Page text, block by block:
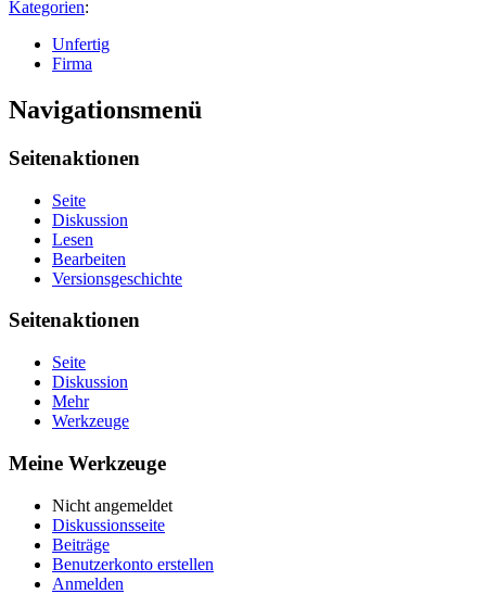
Kategorien:
Unfertig
Firma
Navigationsmenü
Seitenaktionen
Seite
Diskussion
Lesen
Bearbeiten
Versionsgeschichte
Seitenaktionen
Seite
Diskussion
Mehr
Werkzeuge
Meine Werkzeuge
Nicht angemeldet
Diskussionsseite
Beiträge
Benutzerkonto erstellen
Anmelden